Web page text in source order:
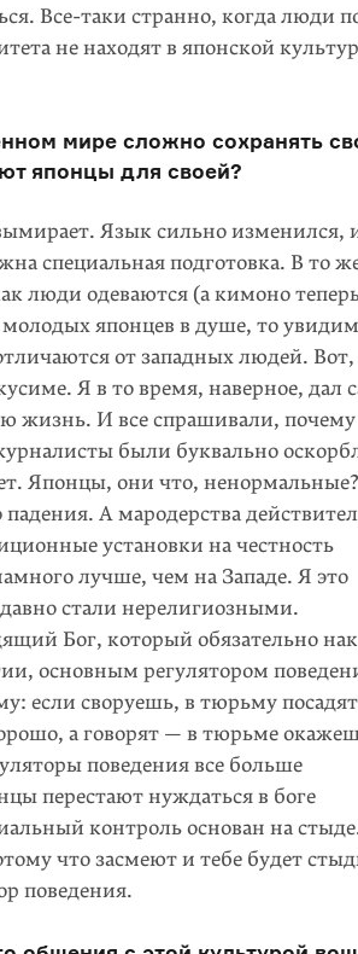
Все-таки странно, когда люди
не находят в японской
мире сложно сохранять
японцы для своей?
Язык сильно изменился,
специальная подготовка. В то
люди одеваются (а кимоно
японцев в душе, то
от западных людей. Вот,
Я в то время, наверное, дал
жизнь. И все спрашивали, почему
были буквально
Японцы, они что,
А мародерства
установки на честность
лучше, чем на Западе. Я это
стали нерелигиозными.
Бог, который обязательно
основным регулятором
если своруешь, в тюрьму
а говорят — в тюрьме
поведения все больше
перестают нуждаться в боге
контроль основан на
что засмеют и тебе будет
поведения.